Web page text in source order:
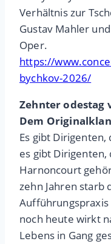
Verhältnis zur
Gustav Mahler
Oper.
https://
bychkov-2026/
Zehnter odestag
Dem
Es gibt
es gibt
Harnoncourt
zehn Jahren starb
Aufführungspraxis
noch heute wirkt
Lebens in Gang